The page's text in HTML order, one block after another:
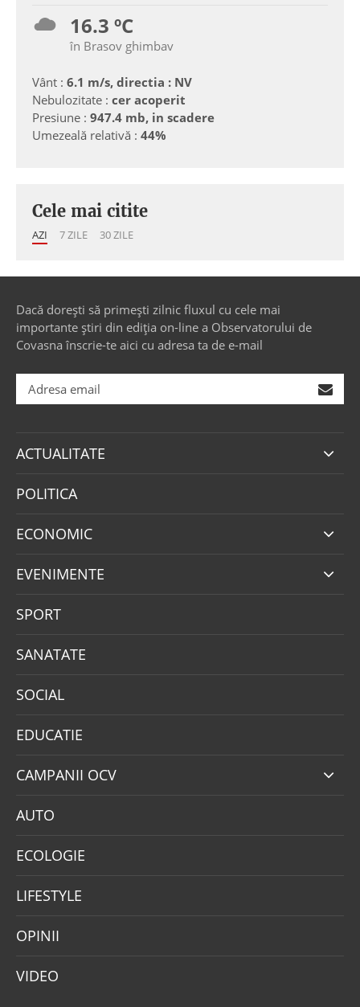
16.3 ºC
în Brasov ghimbav
Vânt : 6.1 m/s, directia : NV
Nebulozitate : cer acoperit
Presiune : 947.4 mb, in scadere
Umezeală relativă : 44%
Cele mai citite
AZI 7 ZILE 30 ZILE
Dacă dorești să primești zilnic fluxul cu cele mai
importante știri din ediția on-line a Observatorului de
Covasna înscrie-te aici cu adresa ta de e-mail
ACTUALITATE
POLITICA
ECONOMIC
EVENIMENTE
SPORT
SANATATE
SOCIAL
EDUCATIE
CAMPANII OCV
AUTO
ECOLOGIE
LIFESTYLE
OPINII
VIDEO